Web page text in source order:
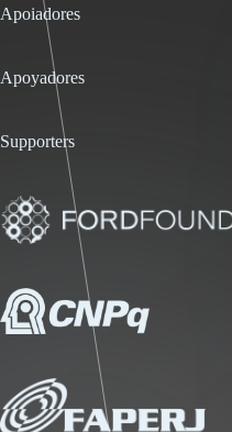
Apoiadores
Apoyadores
Supporters